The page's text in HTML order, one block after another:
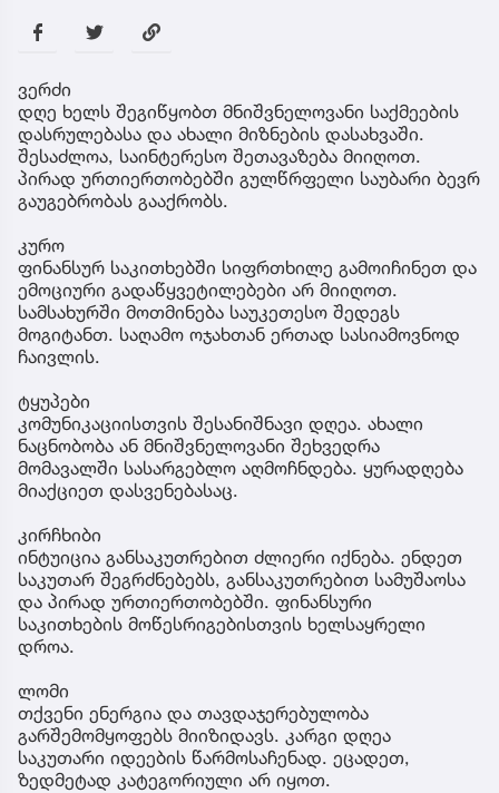
ვერძი
დღე ხელს შეგიწყობთ მნიშვნელოვანი საქმეების
დასრულებასა და ახალი მიზნების დასახვაში.
შესაძლოა, საინტერესო შეთავაზება მიიღოთ.
პირად ურთიერთობებში გულწრფელი საუბარი ბევრ
გაუგებრობას გააქრობს.
კურო
ფინანსურ საკითხებში სიფრთხილე გამოიჩინეთ და
ემოციური გადაწყვეტილებები არ მიიღოთ.
სამსახურში მოთმინება საუკეთესო შედეგს
მოგიტანთ. საღამო ოჯახთან ერთად სასიამოვნოდ
ჩაივლის.
ტყუპები
კომუნიკაციისთვის შესანიშნავი დღეა. ახალი
ნაცნობობა ან მნიშვნელოვანი შეხვედრა
მომავალში სასარგებლო აღმოჩნდება. ყურადღება
მიაქციეთ დასვენებასაც.
კირჩხიბი
ინტუიცია განსაკუთრებით ძლიერი იქნება. ენდეთ
საკუთარ შეგრძნებებს, განსაკუთრებით სამუშაოსა
და პირად ურთიერთობებში. ფინანსური
საკითხების მოწესრიგებისთვის ხელსაყრელი
დროა.
ლომი
თქვენი ენერგია და თავდაჯერებულობა
გარშემომყოფებს მიიზიდავს. კარგი დღეა
საკუთარი იდეების წარმოსაჩენად. ეცადეთ,
ზედმეტად კატეგორიული არ იყოთ.